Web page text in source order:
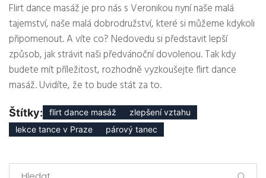
Flirt dance masáž je pro nás s Veronikou nyní naše malá
tajemství, naše malá dobrodružství, které si můžeme kdykoli
připomenout. A víte co? Nedovedu si představit lepší
způsob, jak strávit naši předvánoční dovolenou. Tak kdy
budete mít příležitost, rozhodně vyzkoušejte flirt dance
masáž. Uvidíte, že to bude stát za to.
Štítky: flirt dance masáž
zlepšení vztahu
lekce tance v Praze
párový tanec